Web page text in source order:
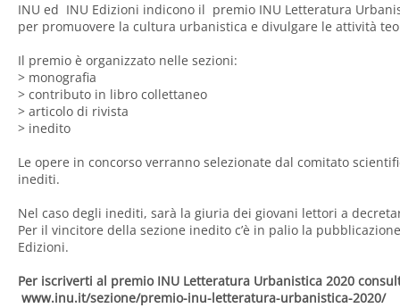
INU ed INU Edizioni indicono il premio INU Letteratura
per promuovere la cultura urbanistica e divulgare le attività
Il premio è organizzato nelle sezioni:
> monografia
> contributo in libro collettaneo
> articolo di rivista
> inedito
Le opere in concorso verranno selezionate dal comitato
inediti.
Nel caso degli inediti, sarà la giuria dei giovani lettori a
Per il vincitore della sezione inedito c’è in palio la
Edizioni.
Per iscriverti al premio INU Letteratura Urbanistica 2020
www.inu.it/sezione/premio-inu-letteratura-urbanistica-2020/